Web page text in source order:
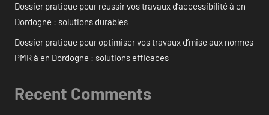
Dossier pratique pour réussir vos travaux d’accessibilité à en
Dordogne : solutions durables
Dossier pratique pour optimiser vos travaux d’mise aux normes
PMR à en Dordogne : solutions efficaces
Recent Comments